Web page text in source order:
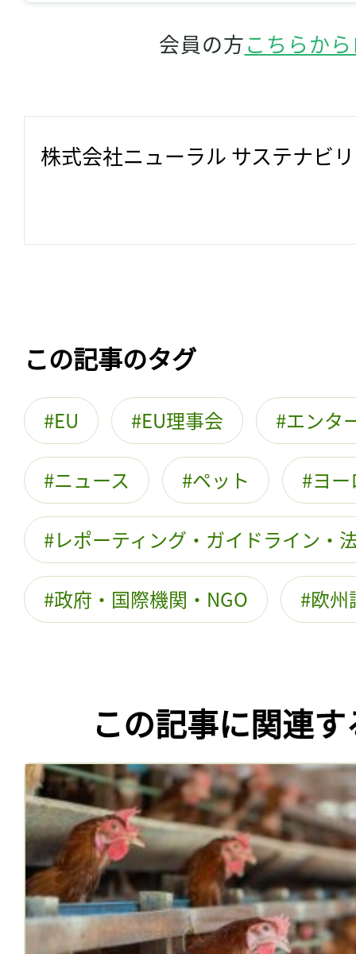
会員の方こちらか
株式会社ニューラル サステナビ
この記事のタグ
EU EU理事会 エンタ
ニュース ペット ヨ
レポーティング・ガイドライン・
政府・国際機関・NGO 欧州
この記事に関連